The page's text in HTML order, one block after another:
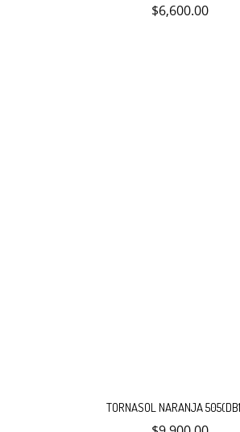
$6,600.00
TORNASOL NARANJA